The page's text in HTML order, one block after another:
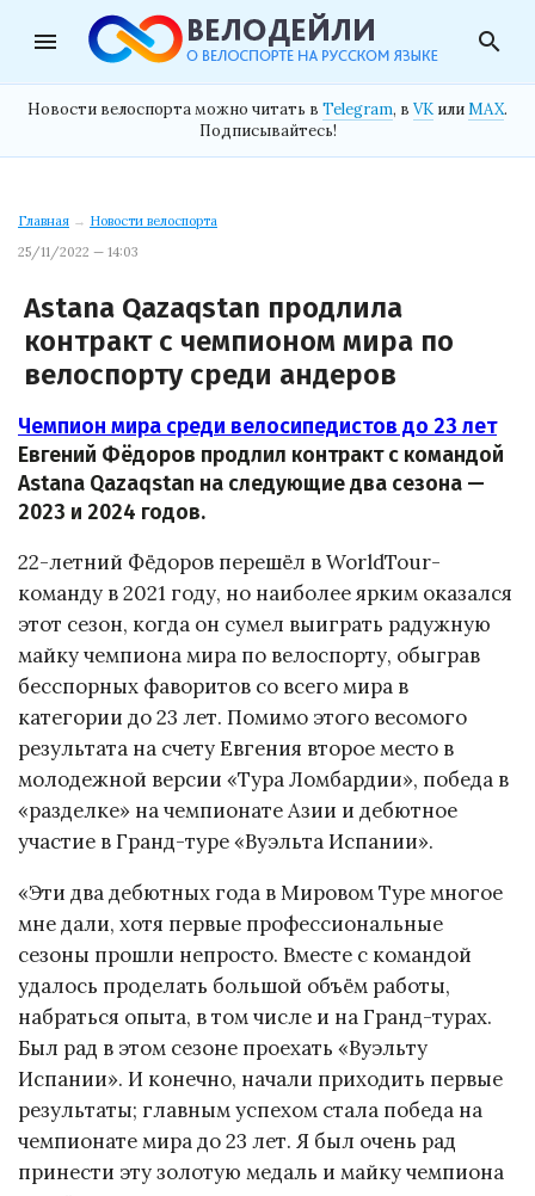
menu search
Новости велоспорта можно читать в Telegram, в VK илиMAX.
Подписывайтесь!
Главная → Новости велоспорта
25/11/2022 — 14:03
Astana Qazaqstan продлила
контракт с чемпионом мира по
велоспорту среди андеров
Чемпион мира среди велосипедистов до 23 лет
Евгений Фёдоров продлил контракт с командой
Astana Qazaqstan на следующие два сезона —
2023 и 2024 годов.
22-летний Фёдоров перешёл в WorldTour-
команду в 2021 году, но наиболее ярким оказался
этот сезон, когда он сумел выиграть радужную
майку чемпиона мира по велоспорту, обыграв
бесспорных фаворитов со всего мира в
категории до 23 лет. Помимо этого весомого
результата на счету Евгения второе место в
молодежной версии «Тура Ломбардии», победа в
«разделке» на чемпионате Азии и дебютное
участие в Гранд-туре «Вуэльта Испании».
«Эти два дебютных года в Мировом Туре многое
мне дали, хотя первые профессиональные
сезоны прошли непросто. Вместе с командой
удалось проделать большой объём работы,
набраться опыта, в том числе и на Гранд-турах.
Был рад в этом сезоне проехать «Вуэльту
Испании». И конечно, начали приходить первые
результаты; главным успехом стала победа на
чемпионате мира до 23 лет. Я был очень рад
принести эту золотую медаль и майку чемпиона